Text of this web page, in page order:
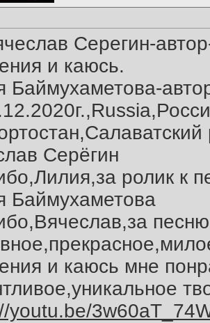
Серегин-
и каюсь.
Баймухаметова-
Серёгин
ролик к
Баймухаметова
и каюсь мне
youtu.be/